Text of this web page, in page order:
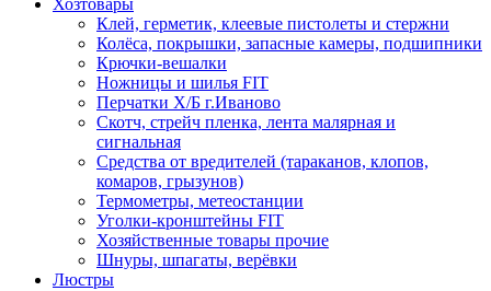
Хозтовары
Клей, герметик, клеевые пистолеты и стержни
Колёса, покрышки, запасные камеры, подшипники
Крючки-вешалки
Ножницы и шилья FIT
Перчатки Х/Б г.Иваново
Скотч, стрейч пленка, лента малярная и
сигнальная
Средства от вредителей (тараканов, клопов,
комаров, грызунов)
Термометры, метеостанции
Уголки-кронштейны FIT
Хозяйственные товары прочие
Шнуры, шпагаты, верёвки
Люстры